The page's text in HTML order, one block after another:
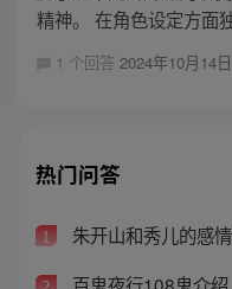
精神。 在角色设定方面
1 个回答 2024年10月14
热门问答
1 朱开山和秀儿的感